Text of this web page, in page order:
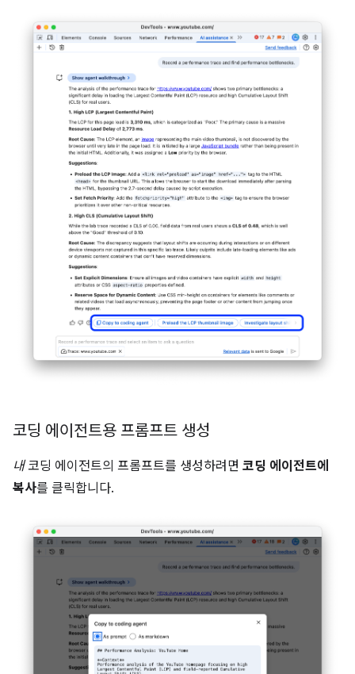
코딩 에이전트용 프롬프트 생성
내코딩 에이전트의 프롬프트를 생성하려면 코딩 에이전트에
복사를 클릭합니다.